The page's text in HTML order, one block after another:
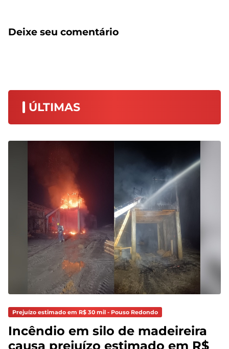
Deixe seu comentário
ÚLTIMAS
Prejuízo estimado em R$ 30 mil - Pouso Redondo
Incêndio em silo de madeireira
causa prejuízo estimado em R$